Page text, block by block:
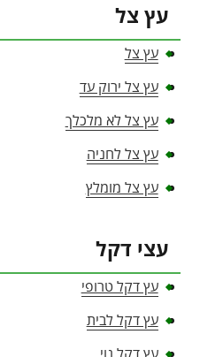
עץ צל
עץ צל
עץ צל ירוק עד
עץ צל לא מלכלך
עץ צל לחניה
עץ צל מומלץ
עצי דקל
עץ דקל טרופי
עץ דקל לבית